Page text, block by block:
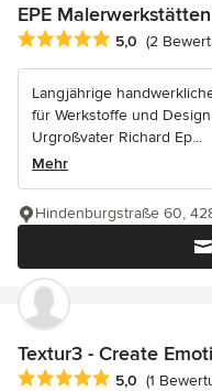
EPE
Durchschnittliche
5,0 (2
Langjährige
für Werkstoffe und
Urgroßvater Richard Ep...
Mehr
Hindenburgstraße 60,
Textur3 - Create
Durchschnittliche
5,0 (1